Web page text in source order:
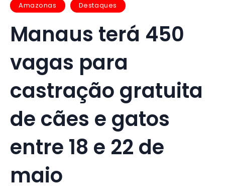
Amazonas Destaques
Manaus terá 450
vagas para
castração gratuita
de cães e gatos
entre 18 e 22 de
maio